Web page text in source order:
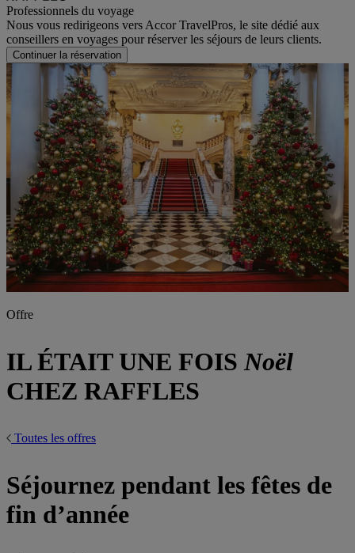
Professionnels du voyage
Nous vous redirigeons vers Accor TravelPros, le site dédié aux
conseillers en voyages pour réserver les séjours de leurs clients.
Continuer la réservation
Offre
IL ÉTAIT UNE FOIS Noël
CHEZ RAFFLES
Toutes les offres
Séjournez pendant les fêtes de
fin d’année